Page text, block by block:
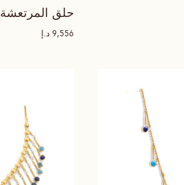
حلق المرتعشة
9,556 د.إ